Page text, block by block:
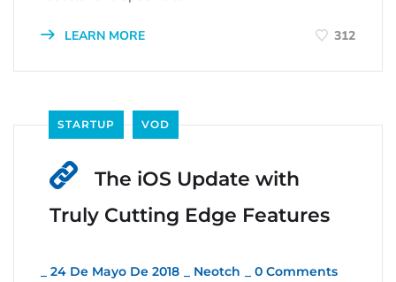
LEARN MORE 312
STARTUP VOD
The iOS Update with
Truly Cutting Edge Features
24 De Mayo De 2018 Neotch 0 Comments